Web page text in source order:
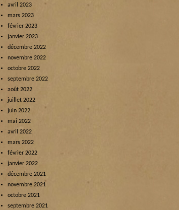
avril 2023
mars 2023
février 2023
janvier 2023
décembre 2022
novembre 2022
octobre 2022
septembre 2022
août 2022
juillet 2022
juin 2022
mai 2022
avril 2022
mars 2022
février 2022
janvier 2022
décembre 2021
novembre 2021
octobre 2021
septembre 2021